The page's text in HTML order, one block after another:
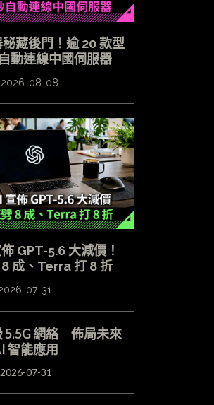
藏後門！逾 20 款型
動連線中國伺服器
2026-08-08
GPT-5.6 大減價！
成、Terra 打 8 折
07-31
5.5G 網絡 佈局未來
智能應用
2026-07-31